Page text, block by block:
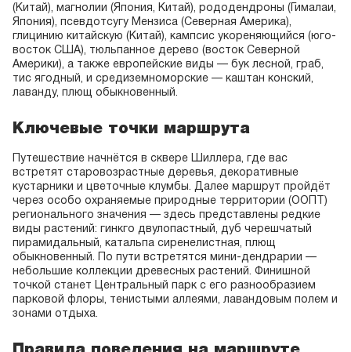
(Китай), магнолии (Япония, Китай), рододендроны (Гималаи,
Япония), псевдотсугу Мензиса (Северная Америка),
глицинию китайскую (Китай), кампсис укореняющийся (юго-
восток США), тюльпанное дерево (восток Северной
Америки), а также европейские виды — бук лесной, граб,
тис ягодный, и средиземноморские — каштан конский,
лаванду, плющ обыкновенный.
Ключевые точки маршрута
Путешествие начнётся в сквере Шиллера, где вас
встретят старовозрастные деревья, декоративные
кустарники и цветочные клумбы. Далее маршрут пройдёт
через особо охраняемые природные территории (ООПТ)
регионального значения — здесь представлены редкие
виды растений: гинкго двулопастный, дуб черешчатый
пирамидальный, катальпа сиренелистная, плющ
обыкновенный. По пути встретятся мини-дендрарии —
небольшие коллекции древесных растений. Финишной
точкой станет Центральный парк с его разнообразием
парковой флоры, тенистыми аллеями, лавандовым полем и
зонами отдыха.